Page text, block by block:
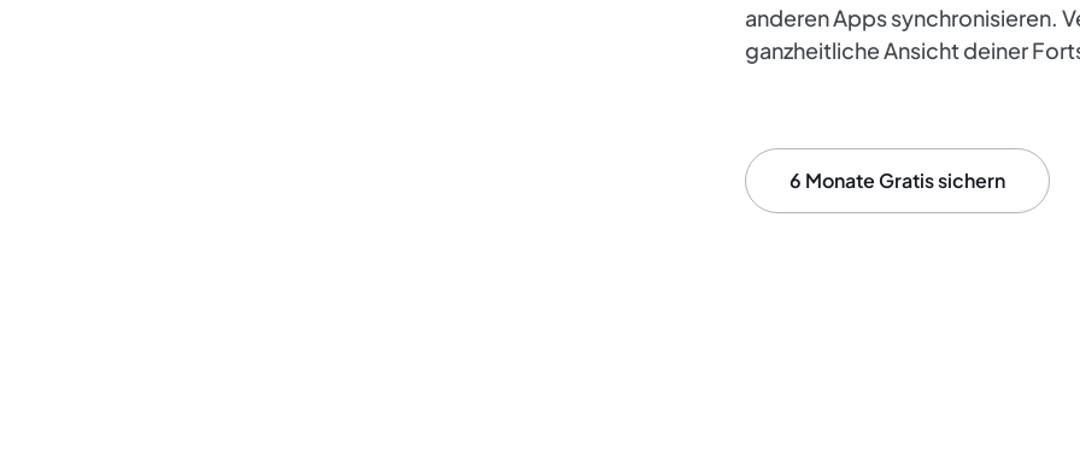
anderen Apps synchronisieren.
ganzheitliche Ansicht deiner
6 Monate Gratis sichern